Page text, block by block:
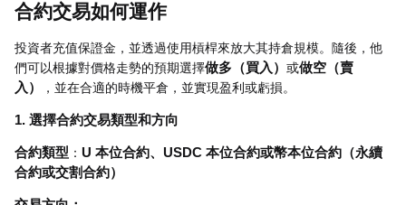
合約交易如何運作
投資者充值保證金，並透過使用槓桿來放大其持倉規模。隨後，他
們可以根據對價格走勢的預期選擇做多（買入） 或做空（賣
入）
，並在合適的時機平倉，並實現盈利或虧損。
1. 選擇合約交易類型和方向
合約類型 ： U 本位合約、USDC 本位合約或幣本位合約（永續
合約或交割合約）